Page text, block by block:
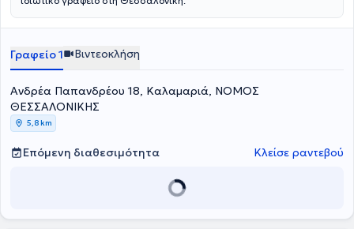
Γραφείο 1 Βιντεοκλήση
Ανδρέα Παπανδρέου 18, Καλαμαριά, ΝΟΜΟΣ
ΘΕΣΣΑΛΟΝΙΚΗΣ
5,8 km
Επόμενη διαθεσιμότητα Κλείσε ραντεβού